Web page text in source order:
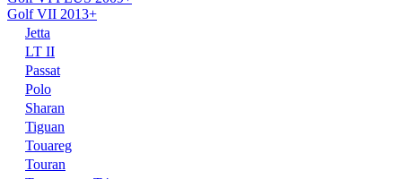
Golf VII 2013+
Jetta
LT II
Passat
Polo
Sharan
Tiguan
Touareg
Touran